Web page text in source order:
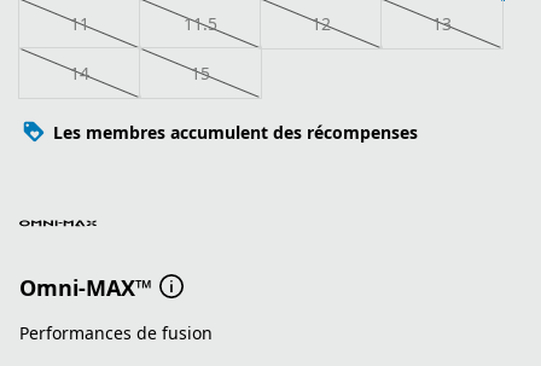
11 11.5 12 13
14 15
Les membres accumulent des récompenses
Omni-MAX™
Performances de fusion